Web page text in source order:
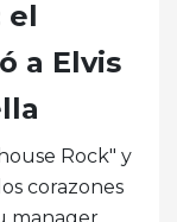
el
a Elvis
Rock" y
corazones